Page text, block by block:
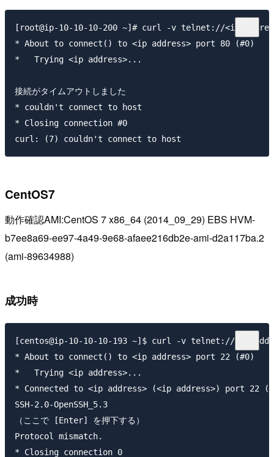
[root@ip-10-10-10-200 ~]# curl -v telnet://<ip
* About to connect() to <ip address> port 80 (#0)
*   Trying <ip address>...
接続がタイムアウトしました
* couldn't connect to host
* Closing connection #0
CentOS7
動作確認AMI:CentOS 7 x86_64 (2014_09_29) EBS HVM-
b7ee8a69-ee97-4a49-9e68-afaee216db2e-ami-d2a117ba.2
(ami-89634988)
成功時
[centos@ip-10-10-10-193 ~]$ curl -v telnet://<ip
* About to connect() to <ip address> port 22 (#0)
*   Trying <ip address>...
* Connected to <ip address> (<ip address>) port 22
SSH-2.0-OpenSSH_5.3
（ここで [Enter] を押下する）
Protocol mismatch.
* Closing connection 0